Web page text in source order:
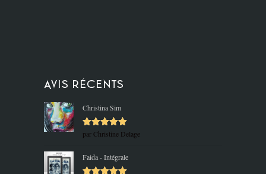
Avis récents
Christina Sim
Note5sur
par Christine Delage
Faida - Intégrale